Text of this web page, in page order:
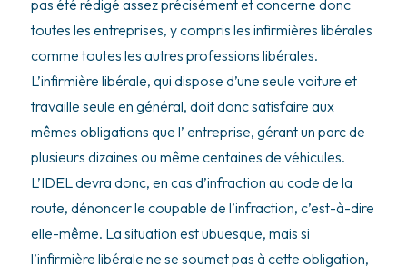
pas été rédigé assez précisément et concerne donc
toutes les entreprises, y compris les infirmières libérales
comme toutes les autres professions libérales.
L’infirmière libérale, qui dispose d’une seule voiture et
travaille seule en général, doit donc satisfaire aux
mêmes obligations que l’ entreprise, gérant un parc de
plusieurs dizaines ou même centaines de véhicules.
L’IDEL devra donc, en cas d’infraction au code de la
route, dénoncer le coupable de l’infraction, c’est-à-dire
elle-même. La situation est ubuesque, mais si
l’infirmière libérale ne se soumet pas à cette obligation,